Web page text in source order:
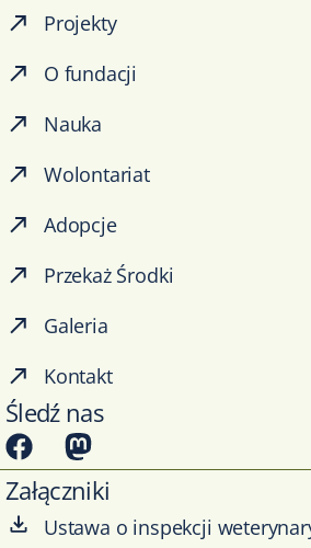
Projekty
O fundacji
Nauka
Wolontariat
Adopcje
Przekaż Środki
Galeria
Kontakt
Śledź nas
Załączniki
Ustawa o inspekcji